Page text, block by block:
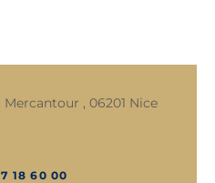
Mercantour , 06201 Nice
18 60 00